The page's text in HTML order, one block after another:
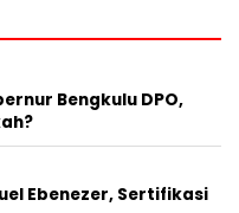
Bengkulu DPO,
Ebenezer, Sertifikasi